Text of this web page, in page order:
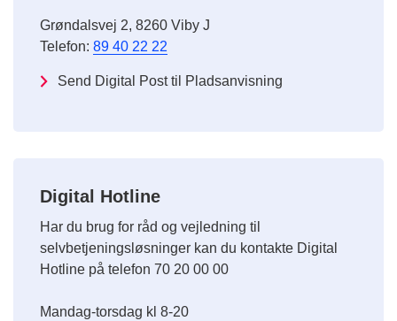
Grøndalsvej 2, 8260 Viby J
Telefon: 89 40 22 22
Send Digital Post til Pladsanvisning
Digital Hotline
Har du brug for råd og vejledning til
selvbetjeningsløsninger kan du kontakte Digital
Hotline på telefon 70 20 00 00
Mandag-torsdag kl 8-20